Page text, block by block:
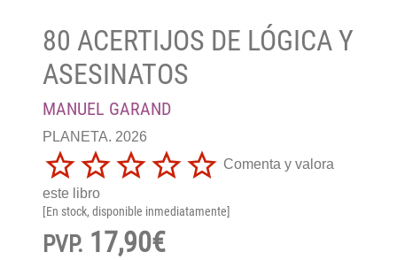
80 ACERTIJOS DE LÓGICA Y
ASESINATOS
MANUEL GARAND
PLANETA. 2026
Comenta y valora
este libro
[En stock, disponible inmediatamente]
PVP. 17,90€